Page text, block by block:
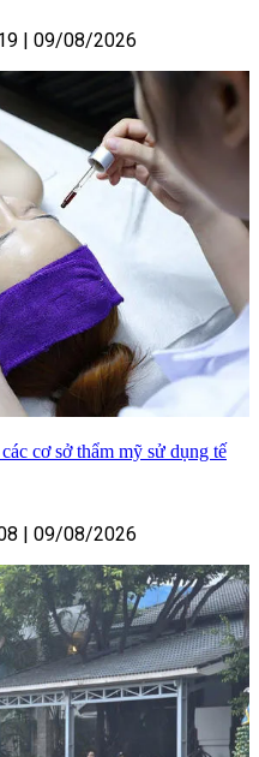
09/08/2026
cơ sở thẩm mỹ sử dụng tế
09/08/2026